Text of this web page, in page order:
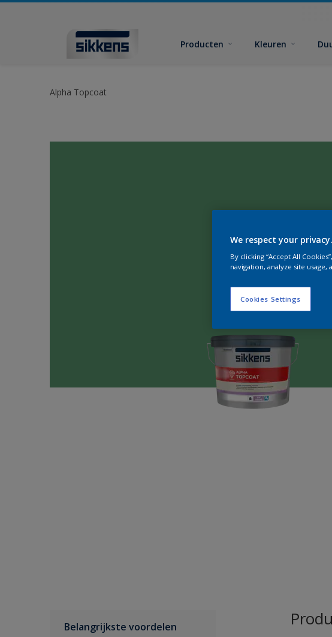
Producten Kleuren
Alpha Topcoat
Belangrijkste voordelen
We respect your privacy.
By clicking “Accept All
navigation, analyze site
Cookies Settings